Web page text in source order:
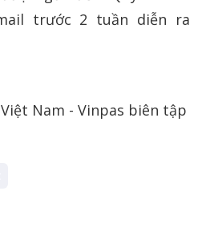
trước 2 tuần diễn ra
Nam - Vinpas biên tập